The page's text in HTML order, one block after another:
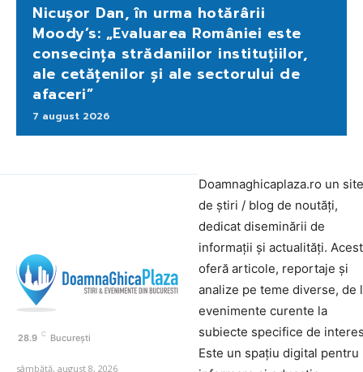
Nicușor Dan, în urma hotărârii
Moody’s: „Evaluarea României este
consecința strădaniilor instituțiilor,
ale cetățenilor și ale sectorului de
afaceri”
7 august 2026
28.9 C București
sâmbătă, august 8, 2026
Doamnaghicaplaza.ro un site
de știri / blog de noutăți,
dedicat diseminării de
informații și actualități.
oferă articole, reportaje și
analize pe teme diverse, de
evenimente curente la
subiecte specifice de
Este un spațiu digital pentru